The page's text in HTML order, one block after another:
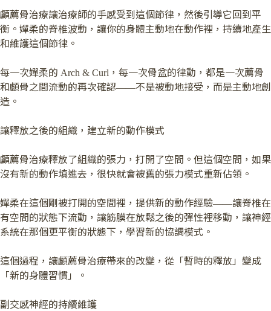
顱薦骨治療讓治療師的手感受到這個節律，然後引導它回到平
衡。嬋柔的脊椎波動，讓你的身體主動地在動作裡，持續地產生
和維護這個節律。
每一次嬋柔的 Arch & Curl，每一次骨盆的律動，都是一次薦骨
和顱骨之間流動的再次確認——不是被動地接受，而是主動地創
造。
讓釋放之後的組織，建立新的動作模式
顱薦骨治療釋放了組織的張力，打開了空間。但這個空間，如果
沒有新的動作填進去，很快就會被舊的張力模式重新佔領。
嬋柔在這個剛被打開的空間裡，提供新的動作經驗——讓脊椎在
有空間的狀態下流動，讓筋膜在放鬆之後的彈性裡移動，讓神經
系統在那個更平衡的狀態下，學習新的協調模式。
這個過程，讓顱薦骨治療帶來的改變，從「暫時的釋放」變成
「新的身體習慣」。
副交感神經的持續維護